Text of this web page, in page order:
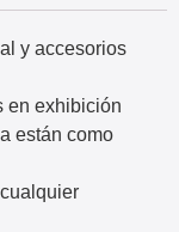
y accesorios
en exhibición
están como